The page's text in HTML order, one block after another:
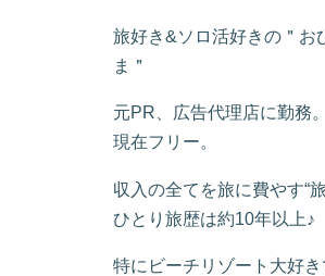
旅好き&ソロ活好きの＂お
ま＂
元PR、広告代理店に勤務。
現在フリー。
収入の全てを旅に費やす“
ひとり旅歴は約10年以上♪
特にビーチリゾート大好き